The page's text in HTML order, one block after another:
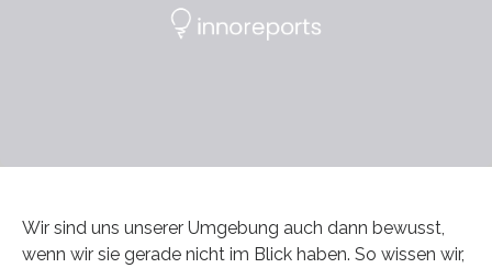
Wir sind uns unserer Umgebung auch dann bewusst,
wenn wir sie gerade nicht im Blick haben. So wissen wir,